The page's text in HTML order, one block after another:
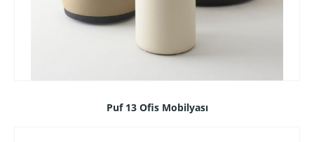
Puf 13 Ofis Mobilyası